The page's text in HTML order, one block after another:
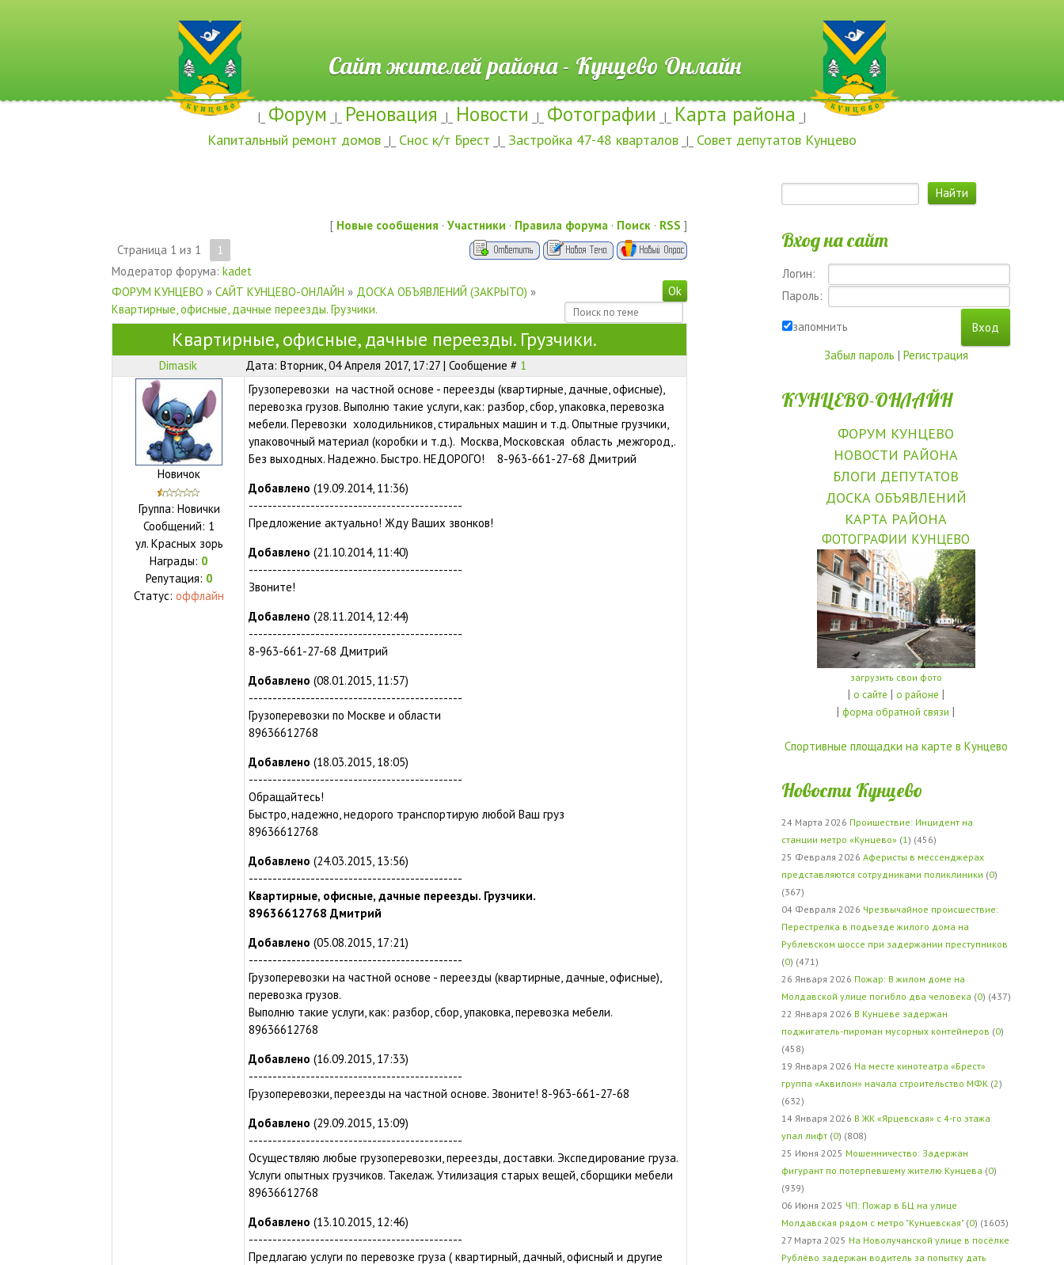
Сайт жителей района - Кунцево Онлайн
|_ Форум _|_ Реновация _|_ Новости _|_ Фотографии _|_ Карта района _|
Капитальный ремонт домов _|_ Снос к/т Брест _|_ Застройка 47-48 кварталов _|_ Совет депутатов Кунцево
[ Новые сообщения · Участники · Правила форума · Поиск · RSS ]
Страница 1 из 1
1
Модератор форума: kadet
ФОРУМ КУНЦЕВО » САЙТ КУНЦЕВО-ОНЛАЙН » ДОСКА ОБЪЯВЛЕНИЙ (ЗАКРЫТО) »
Квартирные, офисные, дачные переезды. Грузчики.
Квартирные, офисные, дачные переезды. Грузчики.
Dimasik Дата: Вторник, 04 Апреля 2017, 17:27 | Сообщение # 1
Новичок
Группа: Новички
Сообщений: 1
ул. Красных зорь
Награды: 0
Репутация: 0
Статус:оффлайн
Грузоперевозки на частной основе - переезды (квартирные, дачные, офисные),
перевозка грузов. Выполню такие услуги, как: разбор, сбор, упаковка, перевозка
мебели. Перевозки холодильников, стиральных машин и т.д. Опытные грузчики,
упаковочный материал (коробки и т.д.). Москва, Московская область ,межгород,.
Без выходных. Надежно. Быстро. НЕДОРОГО! 8-963-661-27-68 Дмитрий
Добавлено (19.09.2014, 11:36)
---------------------------------------------
Предложение актуально! Жду Ваших звонков!
Добавлено (21.10.2014, 11:40)
---------------------------------------------
Звоните!
Добавлено (28.11.2014, 12:44)
---------------------------------------------
8-963-661-27-68 Дмитрий
Добавлено (08.01.2015, 11:57)
---------------------------------------------
Грузоперевозки по Москве и области
89636612768
Добавлено (18.03.2015, 18:05)
---------------------------------------------
Обращайтесь!
Быстро, надежно, недорого транспортирую любой Ваш груз
89636612768
Добавлено (24.03.2015, 13:56)
---------------------------------------------
Квартирные, офисные, дачные переезды. Грузчики.
89636612768 Дмитрий
Добавлено (05.08.2015, 17:21)
---------------------------------------------
Грузоперевозки на частной основе - переезды (квартирные, дачные, офисные),
перевозка грузов.
Выполню такие услуги, как: разбор, сбор, упаковка, перевозка мебели.
89636612768
Добавлено (16.09.2015, 17:33)
---------------------------------------------
Грузоперевозки, переезды на частной основе. Звоните! 8-963-661-27-68
Добавлено (29.09.2015, 13:09)
---------------------------------------------
Осуществляю любые грузоперевозки, переезды, доставки. Экспедирование груза.
Услуги опытных грузчиков. Такелаж. Утилизация старых вещей, сборщики мебели
89636612768
Добавлено (13.10.2015, 12:46)
---------------------------------------------
Предлагаю услуги по перевозке груза ( квартирный, дачный, офисный и другие
Вход на сайт
Логин:
Пароль:
запомнить
Забыл пароль | Регистрация
КУНЦЕВО-ОНЛАЙН
ФОРУМ КУНЦЕВО
НОВОСТИ РАЙОНА
БЛОГИ ДЕПУТАТОВ
ДОСКА ОБЪЯВЛЕНИЙ
КАРТА РАЙОНА
ФОТОГРАФИИ КУНЦЕВО
загрузить свои фото
| о сайте | о районе |
|форма обратной связи |
Спортивные площадки на карте в Кунцево
Новости Кунцево
24 Марта 2026 Проишествие: Инцидент на
станции метро «Кунцево» (1) (456)
25 Февраля 2026 Аферисты в мессенджерах
представляются сотрудниками поликлиники (0)
(367)
04 Февраля 2026 Чрезвычайное происшествие:
Перестрелка в подъезде жилого дома на
Рублевском шоссе при задержании преступников
(0) (471)
26 Января 2026 Пожар: В жилом доме на
Молдавской улице погибло два человека (0) (437)
22 Января 2026 В Кунцеве задержан
поджигатель-пироман мусорных контейнеров (0)
(458)
19 Января 2026 На месте кинотеатра «Брест»
группа «Аквилон» начала строительство МФК (2)
(632)
14 Января 2026 В ЖК «Ярцевская» с 4-го этажа
упал лифт (0) (808)
25 Июня 2025 Мошенничество: Задержан
фигурант по потерпевшему жителю Кунцева (0)
(939)
06 Июня 2025 ЧП: Пожар в БЦ на улице
Молдавская рядом с метро "Кунцевская" (0) (1603)
27 Марта 2025 На Новолучанской улице в посёлке
Рублёво задержан водитель за попытку дать